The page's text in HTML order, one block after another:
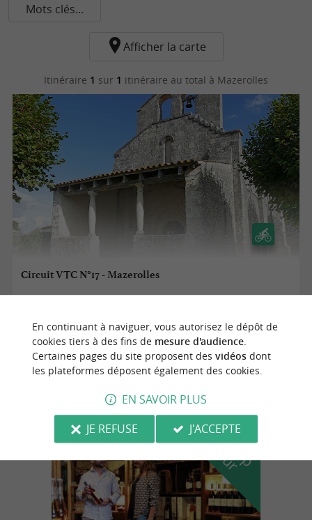
Mots clés...
Afficher la carte
Itinéraire 1 sur 1 itinéraire au total à Mazerolles
Circuit VTC N°17 - Mazerolles
Mazerolles
12,7 km
n
o
t
r
e
c
o
u
p
d
e
c
o
e
u
r
En continuant à naviguer, vous autorisez le dépôt de
cookies tiers à des fins de mesure d'audience.
Certaines pages du site proposent des vidéosdont
les plateformes déposent également des cookies.
EN SAVOIR PLUS
JE REFUSE
J'ACCEPTE